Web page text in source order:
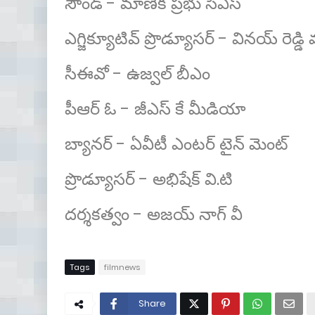
ఎగ్జిక్యూటివ్ ప్రొడ్యూసర్ - వినయ్
సీఈవో - ఉజ్వల్ బీఎం
పీఆర్ ఓ - జీఎస్ కే మీడియా
బ్యానర్ - ఏవీటీ ఎంటర్ టైన్ మెంట్
ప్రొడ్యూసర్ - అభిషేక్ వి.టి
దర్శకత్వం - అజయ్ నాగ్ వీ
Tags filmnews
Share